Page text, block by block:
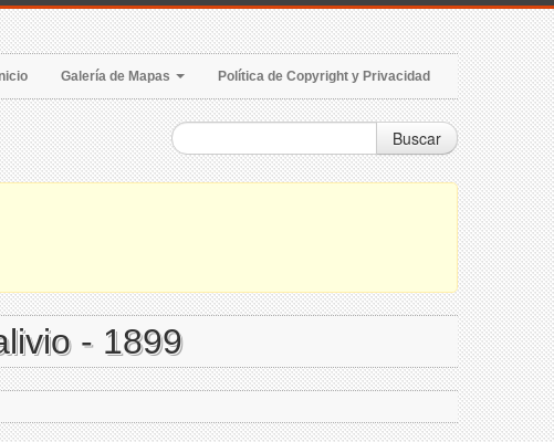
Galería de Mapas Política de Copyright y Privacidad
Buscar
- 1899